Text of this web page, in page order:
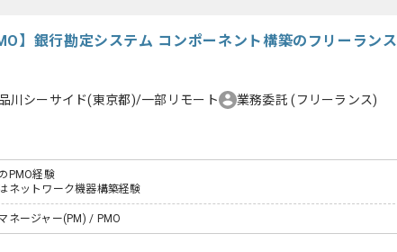
】銀行勘定システム コンポーネント構築のフリーランス
川シーサイド(東京都)/一部リモート 業務委託(フリーランス)
PMO経験
ネットワーク機器構築経験
ネージャー(PM) / PMO